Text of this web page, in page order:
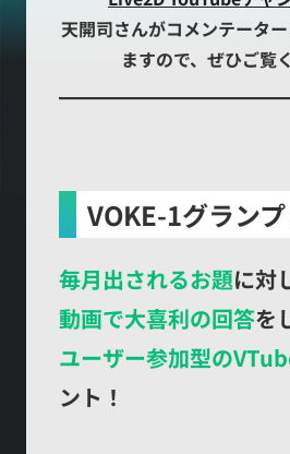
天開司さんがコメンテータ
ますので、ぜひご覧
VOKE-1グラン
毎月出されるお題に対
動画で大喜利の回答を
ユーザー参加型の
ント！